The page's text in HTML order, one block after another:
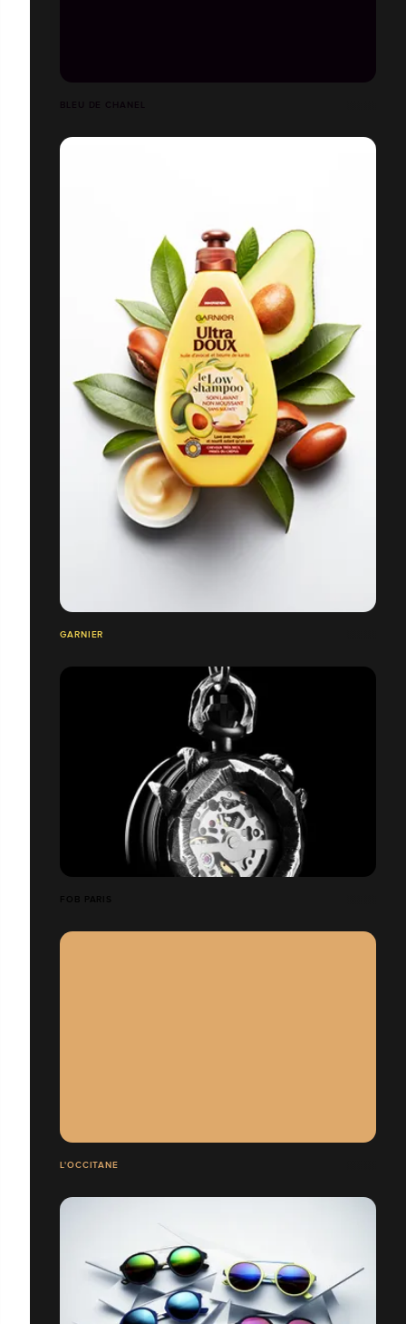
BLEU DE CHANEL
GARNIER
FOB PARIS
L'OCCITANE